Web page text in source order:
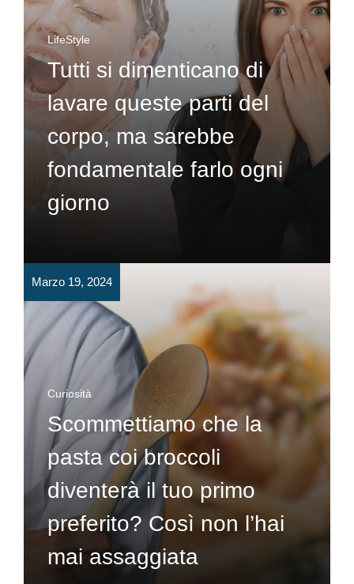
LifeStyle
Tutti si dimenticano di
lavare queste parti del
corpo, ma sarebbe
fondamentale farlo ogni
giorno
Marzo 19, 2024
Curiosità
Scommettiamo che la
pasta coi broccoli
diventerà il tuo primo
preferito? Così non l’hai
mai assaggiata